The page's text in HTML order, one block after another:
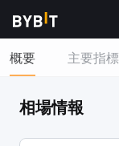
概要 主要指標
相場情報